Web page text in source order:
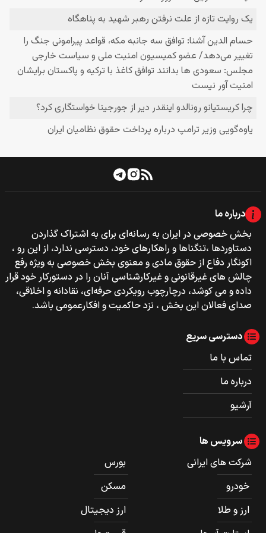
درباره ما
بخش خصوصی‌‌ در ایران به رسانه‌ای برای به اشتراک گذاردن
دستاوردها ،تنگناها و راهکارهای خود، دسترسی ندارد، از این رو ،
اکونگار دفاع از حقوق مادی و معنوی بخش خصوصی به ویژه رفع
چالش های غیرقانونی و غیرکارشناسی آنان را در دستورکار خود قرار
داده و می کوشد، درچارچوب رویکردی حرفه‌ای، نقادانه و اخلاقی،
صدای فعالان این بخش ، نزد حاکمیت و افکارعمومی باشد.
دسترسی سریع
تماس با ما
درباره ما
آرشیو
سرویس ها
شرکت های ایرانی
بورس
خودرو
مسکن
ارز و طلا
ارز دیجیتال